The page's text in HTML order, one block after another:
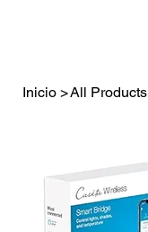
Inicio >All Products